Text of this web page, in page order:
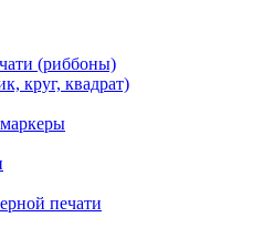
(риббоны)
круг, квадрат)
печати